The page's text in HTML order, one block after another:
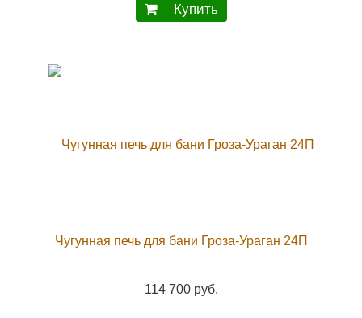
Купить
Чугунная печь для бани Гроза-Ураган 24П
114 700 руб.